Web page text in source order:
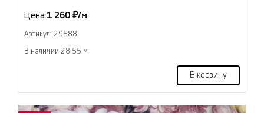
Цена:1 260 ₽/м
Артикул: 29588
В наличии 28.55 м
В корзину